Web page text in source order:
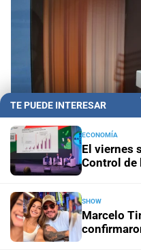
Sorteo del miércoles
los números
Ciudad de Santa Fe
humanizar el futuro
TE PUEDE INTERESAR
ECONOMÍA
El viernes
Control de
SHOW
Marcelo